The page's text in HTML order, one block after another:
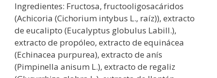
Ingredientes: Fructosa, fructooligosacáridos
(Achicoria (Cichorium intybus L., raíz)), extracto
de eucalipto (Eucalyptus globulus Labill.),
extracto de propóleo, extracto de equinácea
(Echinacea purpurea), extracto de anís
(Pimpinella anisum L.), extracto de regaliz